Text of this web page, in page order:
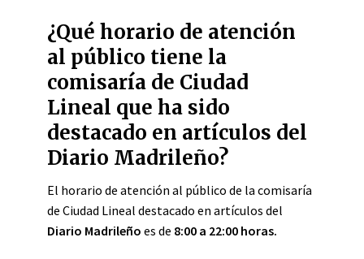
¿Qué horario de atención
al público tiene la
comisaría de Ciudad
Lineal que ha sido
destacado en artículos del
Diario Madrileño?
El horario de atención al público de la comisaría
de Ciudad Lineal destacado en artículos del
Diario Madrileño es de 8:00 a 22:00 horas.